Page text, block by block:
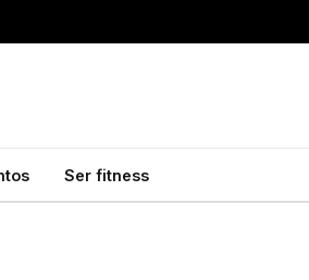
Ser fitness